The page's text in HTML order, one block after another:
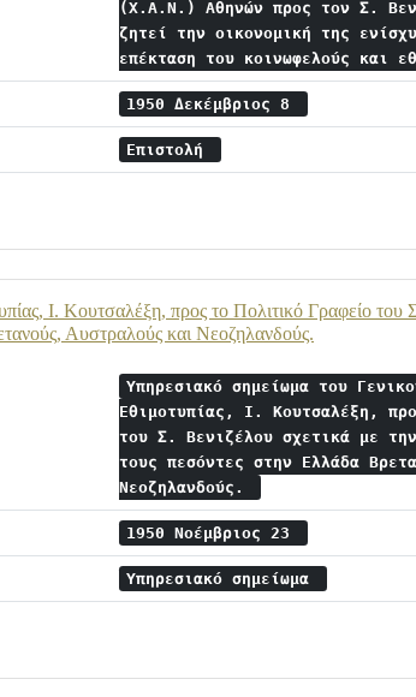
(Χ.Α.Ν.) Αθηνών προς τον Σ.
ζητεί την οικονομική της
επέκταση του κοινωφελούς και
1950 Δεκέμβριος 8
Επιστολή
Ι. Κουτσαλέξη, προς το Πολιτικό Γραφείο του
Αυστραλούς και Νεοζηλανδούς.
Υπηρεσιακό σημείωμα του
Εθιμοτυπίας, Ι. Κουτσαλέξη,
του Σ. Βενιζέλου σχετικά με
τους πεσόντες στην Ελλάδα
Νεοζηλανδούς.
1950 Νοέμβριος 23
Υπηρεσιακό σημείωμα